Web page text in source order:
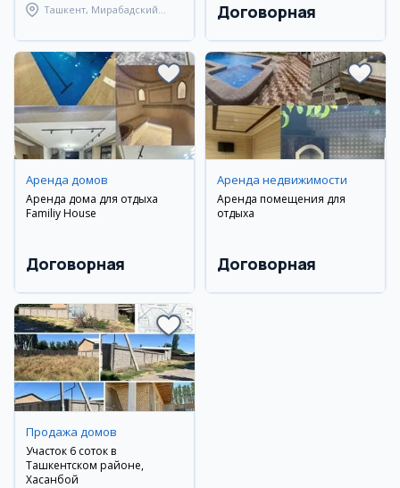
Ташкент, Мирабадский
Договорная
Аренда домов
Аренда дома для отдыха
Familiy House
Договорная
Аренда недвижимости
Аренда помещения для
отдыха
Договорная
Продажа домов
Участок 6 соток в
Ташкентском районе,
Хасанбой